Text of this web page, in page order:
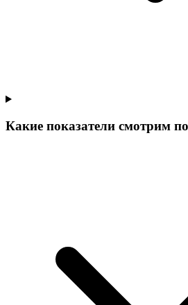
Какие показатели смотрим